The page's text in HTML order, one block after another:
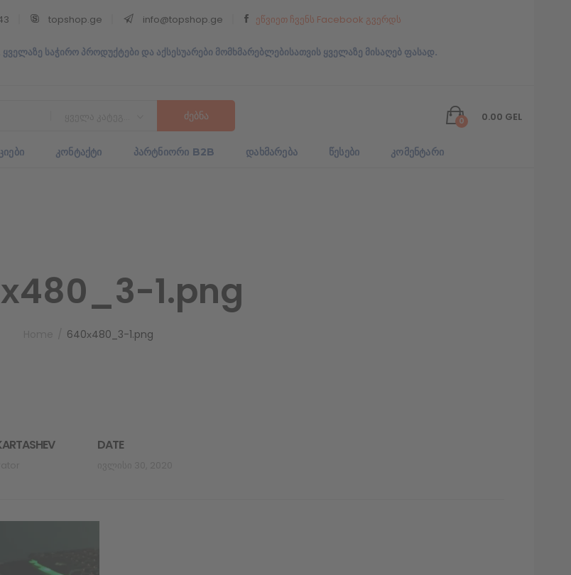
topshop.ge info@topshop.ge ეწვიეთ ჩვენს Facebook გვერდს
საჭირო პროდუქტები და აქსესუარები მომხმარებლებისათვის ყველაზე მისაღებ ფასად.
0 0.00 GEL
ᲙᲝᲜᲢᲐᲥᲢᲘ ᲞᲐᲠᲢᲜᲘᲝᲠᲘ B2B ᲓᲐᲮᲛᲐᲠᲔᲑᲐ ᲬᲔᲡᲔᲑᲘ ᲙᲝᲛᲔᲜᲢᲐᲠᲘ
1.png
640х480_3-1.png
DATE